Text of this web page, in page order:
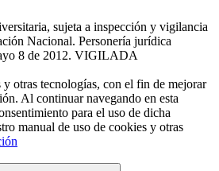
sujeta a inspección y vigilancia
Nacional. Personería jurídica
8 de 2012. VIGILADA
otras tecnologías, con el fin de mejorar
Al continuar navegando en esta
para el uso de dicha
manual de uso de cookies y otras